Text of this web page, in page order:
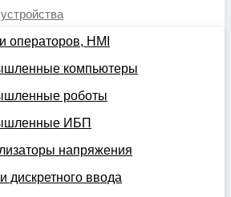
операторов, HMI
компьютеры
роботы
ИБП
напряжения
дискретного ввода